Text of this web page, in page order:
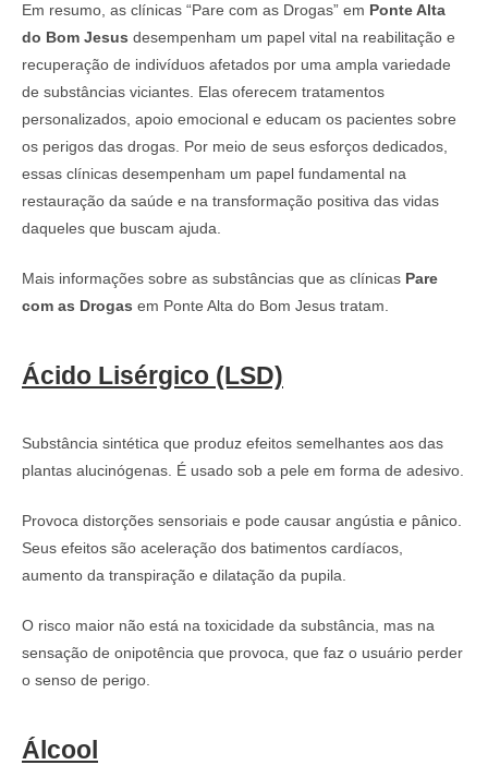
Em resumo, as clínicas “Pare com as Drogas” em Ponte Alta
do Bom Jesus desempenham um papel vital na reabilitação e
recuperação de indivíduos afetados por uma ampla variedade
de substâncias viciantes. Elas oferecem tratamentos
personalizados, apoio emocional e educam os pacientes sobre
os perigos das drogas. Por meio de seus esforços dedicados,
essas clínicas desempenham um papel fundamental na
restauração da saúde e na transformação positiva das vidas
daqueles que buscam ajuda.
Mais informações sobre as substâncias que as clínicas Pare
com as Drogas em Ponte Alta do Bom Jesus tratam.
Ácido Lisérgico (LSD)
Substância sintética que produz efeitos semelhantes aos das
plantas alucinógenas. É usado sob a pele em forma de adesivo.
Provoca distorções sensoriais e pode causar angústia e pânico.
Seus efeitos são aceleração dos batimentos cardíacos,
aumento da transpiração e dilatação da pupila.
O risco maior não está na toxicidade da substância, mas na
sensação de onipotência que provoca, que faz o usuário perder
o senso de perigo.
Álcool